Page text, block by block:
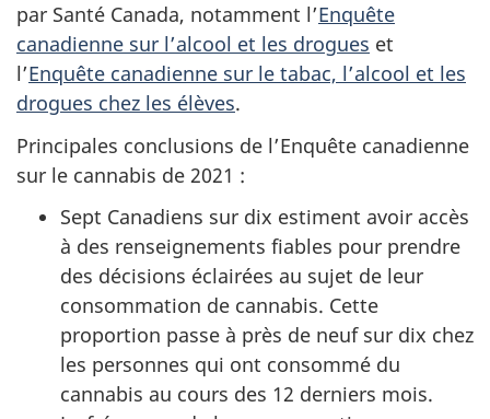
par Santé Canada, notamment l’Enquête
canadienne sur l’alcool et les drogues et
l’Enquête canadienne sur le tabac, l’alcool et les
drogues chez les élèves.
Principales conclusions de l’Enquête canadienne
sur le cannabis de 2021 :
Sept Canadiens sur dix estiment avoir accès
à des renseignements fiables pour prendre
des décisions éclairées au sujet de leur
consommation de cannabis. Cette
proportion passe à près de neuf sur dix chez
les personnes qui ont consommé du
cannabis au cours des 12 derniers mois.